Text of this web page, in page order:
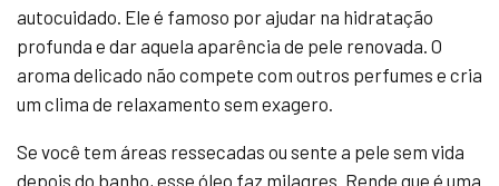
autocuidado. Ele é famoso por ajudar na hidratação
profunda e dar aquela aparência de pele renovada. O
aroma delicado não compete com outros perfumes e cria
um clima de relaxamento sem exagero.
Se você tem áreas ressecadas ou sente a pele sem vida
depois do banho, esse óleo faz milagres. Rende que é uma